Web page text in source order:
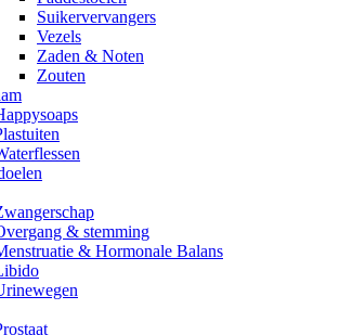
Suikervervangers
Vezels
Zaden & Noten
Zouten
& stemming
& Hormonale Balans